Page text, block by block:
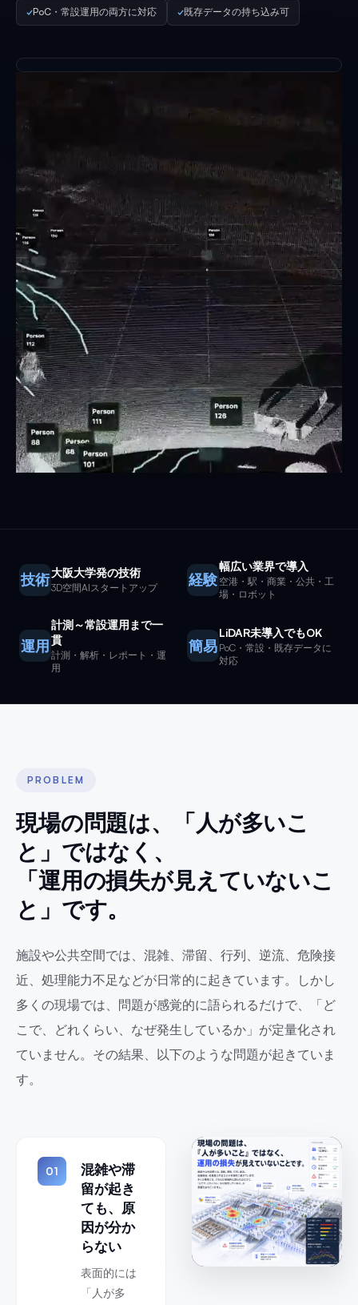
✓PoC・常設運用の両方に対応 ✓既存データの持ち込み可
技術大阪大学発の技術
3D空間AIスタートアップ 経験
幅広い業界で導入
空港・駅・商業・公共・工
場・ロボット
運用
計測～常設運用まで一
貫
計測・解析・レポート・運
用
簡易
LiDAR未導入でもOK
PoC・常設・既存データに
対応
PROBLEM
現場の問題は、「人が多いこ
と」ではなく、
「運用の損失が見えていないこ
と」です。
施設や公共空間では、混雑、滞留、行列、逆流、危険接
近、処理能力不足などが日常的に起きています。しかし
多くの現場では、問題が感覚的に語られるだけで、「ど
こで、どれくらい、なぜ発生しているか」が定量化され
ていません。その結果、以下のような問題が起きていま
す。
01
混雑や滞
留が起き
ても、原
因が分か
らない
表面的には
「人が多